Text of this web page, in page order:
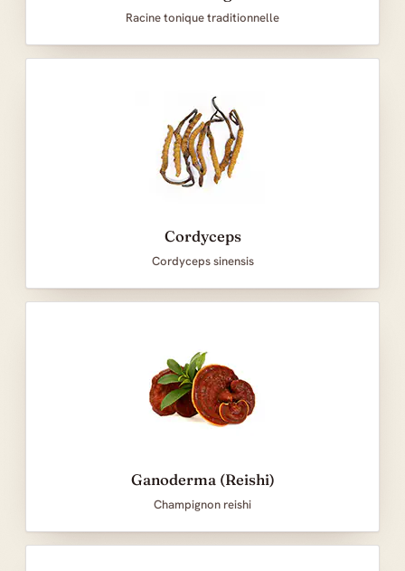
Racine tonique traditionnelle
Cordyceps
Cordyceps sinensis
Ganoderma (Reishi)
Champignon reishi